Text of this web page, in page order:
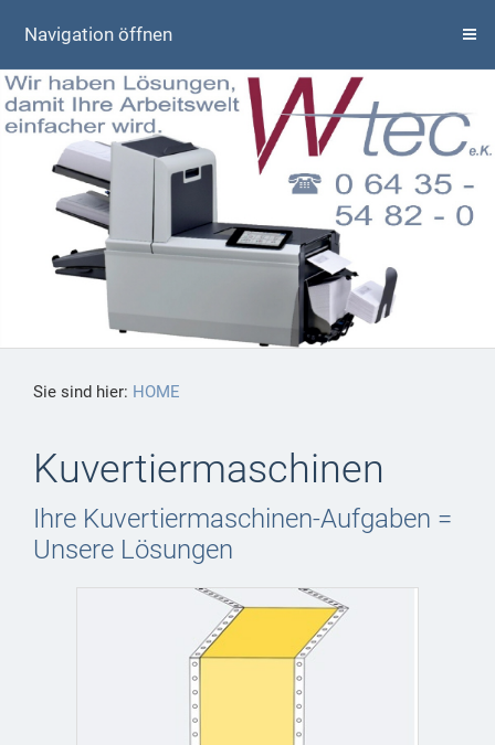
Navigation öffnen
Sie sind hier: HOME
Kuvertiermaschinen
Ihre Kuvertiermaschinen-Aufgaben =
Unsere Lösungen